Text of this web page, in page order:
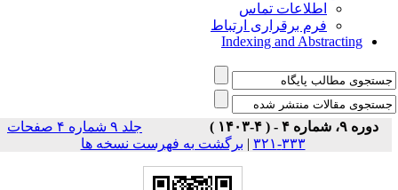
اطلاعات تماس
فرم برقراری ارتباط
Indexing and Abstracting
دوره ۹، شماره ۴ - ( ۴-۱۴۰۳ )
جلد ۹ شماره ۴ صفحات
۳۳۳-۳۲۱
|برگشت به فهرست نسخه ها